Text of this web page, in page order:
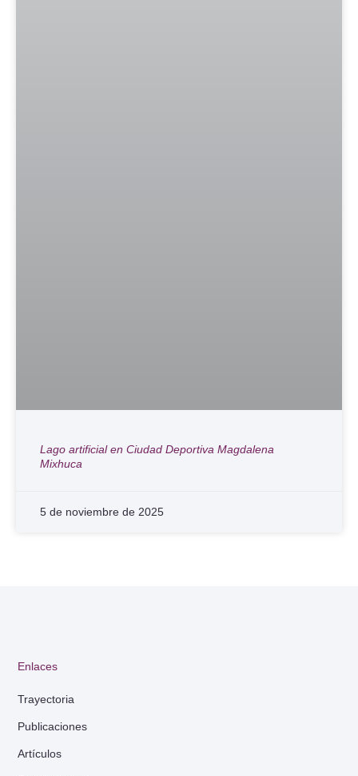
Lago artificial en Ciudad Deportiva Magdalena
Mixhuca
5 de noviembre de 2025
Enlaces
Trayectoria
Publicaciones
Artículos